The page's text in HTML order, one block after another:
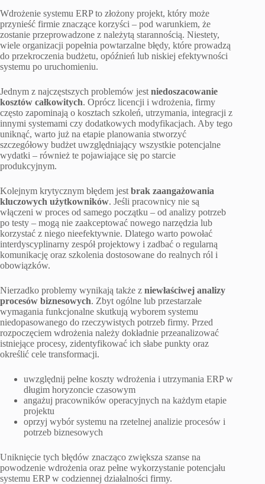
Wdrożenie systemu ERP to złożony projekt, który może
przynieść firmie znaczące korzyści – pod warunkiem, że
zostanie przeprowadzone z należytą starannością. Niestety,
wiele organizacji popełnia powtarzalne błędy, które prowadzą
do przekroczenia budżetu, opóźnień lub niskiej efektywności
systemu po uruchomieniu.
Jednym z najczęstszych problemów jest niedoszacowanie
kosztów całkowitych. Oprócz licencji i wdrożenia, firmy
często zapominają o kosztach szkoleń, utrzymania, integracji z
innymi systemami czy dodatkowych modyfikacjach. Aby tego
uniknąć, warto już na etapie planowania stworzyć
szczegółowy budżet uwzględniający wszystkie potencjalne
wydatki – również te pojawiające się po starcie
produkcyjnym.
Kolejnym krytycznym błędem jest brak zaangażowania
kluczowych użytkowników. Jeśli pracownicy nie są
włączeni w proces od samego początku – od analizy potrzeb
po testy – mogą nie zaakceptować nowego narzędzia lub
korzystać z niego nieefektywnie. Dlatego warto powołać
interdyscyplinarny zespół projektowy i zadbać o regularną
komunikację oraz szkolenia dostosowane do realnych ról i
obowiązków.
Nierzadko problemy wynikają także z niewłaściwej analizy
procesów biznesowych. Zbyt ogólne lub przestarzałe
wymagania funkcjonalne skutkują wyborem systemu
niedopasowanego do rzeczywistych potrzeb firmy. Przed
rozpoczęciem wdrożenia należy dokładnie przeanalizować
istniejące procesy, zidentyfikować ich słabe punkty oraz
określić cele transformacji.
uwzględnij pełne koszty wdrożenia i utrzymania ERP w
długim horyzoncie czasowym
angażuj pracowników operacyjnych na każdym etapie
projektu
oprzyj wybór systemu na rzetelnej analizie procesów i
potrzeb biznesowych
Uniknięcie tych błędów znacząco zwiększa szanse na
powodzenie wdrożenia oraz pełne wykorzystanie potencjału
systemu ERP w codziennej działalności firmy.